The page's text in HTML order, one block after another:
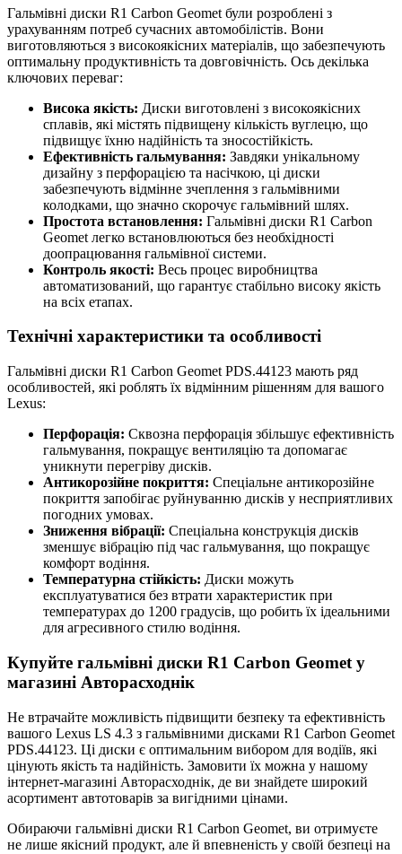
Гальмівні диски R1 Carbon Geomet були розроблені з
урахуванням потреб сучасних автомобілістів. Вони
виготовляються з високоякісних матеріалів, що забезпечують
оптимальну продуктивність та довговічність. Ось декілька
ключових переваг:
Висока якість: Диски виготовлені з високоякісних
сплавів, які містять підвищену кількість вуглецю, що
підвищує їхню надійність та зносостійкість.
Ефективність гальмування: Завдяки унікальному
дизайну з перфорацією та насічкою, ці диски
забезпечують відмінне зчеплення з гальмівними
колодками, що значно скорочує гальмівний шлях.
Простота встановлення: Гальмівні диски R1 Carbon
Geomet легко встановлюються без необхідності
доопрацювання гальмівної системи.
Контроль якості: Весь процес виробництва
автоматизований, що гарантує стабільно високу якість
на всіх етапах.
Технічні характеристики та особливості
Гальмівні диски R1 Carbon Geomet PDS.44123 мають ряд
особливостей, які роблять їх відмінним рішенням для вашого
Lexus:
Перфорація: Сквозна перфорація збільшує ефективність
гальмування, покращує вентиляцію та допомагає
уникнути перегріву дисків.
Антикорозійне покриття: Спеціальне антикорозійне
покриття запобігає руйнуванню дисків у несприятливих
погодних умовах.
Зниження вібрації: Спеціальна конструкція дисків
зменшує вібрацію під час гальмування, що покращує
комфорт водіння.
Температурна стійкість: Диски можуть
експлуатуватися без втрати характеристик при
температурах до 1200 градусів, що робить їх ідеальними
для агресивного стилю водіння.
Купуйте гальмівні диски R1 Carbon Geomet у
магазині Авторасходнік
Не втрачайте можливість підвищити безпеку та ефективність
вашого Lexus LS 4.3 з гальмівними дисками R1 Carbon Geomet
PDS.44123. Ці диски є оптимальним вибором для водіїв, які
цінують якість та надійність. Замовити їх можна у нашому
інтернет-магазині Авторасходнік, де ви знайдете широкий
асортимент автотоварів за вигідними цінами.
Обираючи гальмівні диски R1 Carbon Geomet, ви отримуєте
не лише якісний продукт, але й впевненість у своїй безпеці на